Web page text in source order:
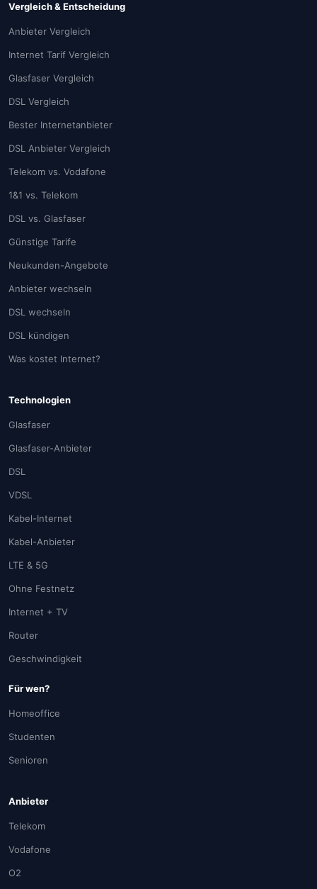
Vergleich & Entscheidung
Anbieter Vergleich
Internet Tarif Vergleich
Glasfaser Vergleich
DSL Vergleich
Bester Internetanbieter
DSL Anbieter Vergleich
Telekom vs. Vodafone
1&1 vs. Telekom
DSL vs. Glasfaser
Günstige Tarife
Neukunden-Angebote
Anbieter wechseln
DSL wechseln
DSL kündigen
Was kostet Internet?
Technologien
Glasfaser
Glasfaser-Anbieter
DSL
VDSL
Kabel-Internet
Kabel-Anbieter
LTE & 5G
Ohne Festnetz
Internet + TV
Router
Geschwindigkeit
Für wen?
Homeoffice
Studenten
Senioren
Anbieter
Telekom
Vodafone
O2